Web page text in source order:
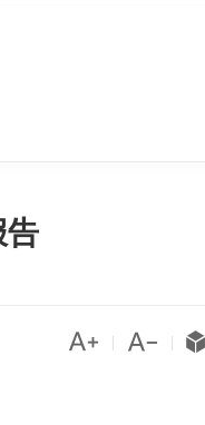
告
  